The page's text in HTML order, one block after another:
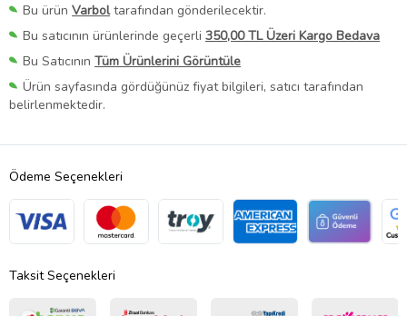
Bu ürün Varboltarafından gönderilecektir.
Bu satıcının ürünlerinde geçerli 350,00 TL Üzeri Kargo Bedava
Bu Satıcının Tüm Ürünlerini Görüntüle
Ürün sayfasında gördüğünüz fiyat bilgileri, satıcı tarafından
belirlenmektedir.
Ödeme Seçenekleri
Taksit Seçenekleri